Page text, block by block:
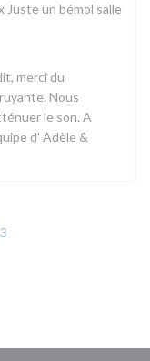
un bémol salle
merci du
Nous
le son. A
d' Adèle &
3